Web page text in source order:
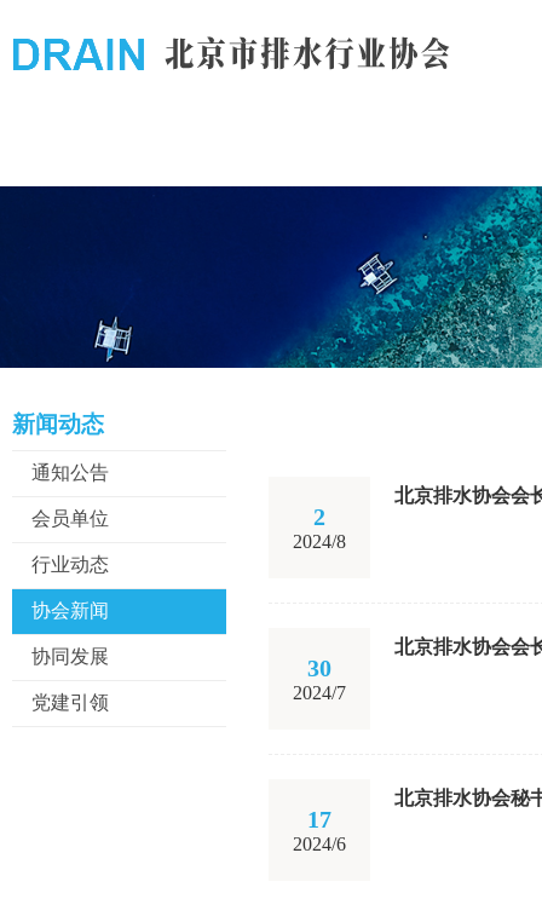
新闻动态
通知公告
会员单位
行业动态
协会新闻
协同发展
党建引领
2
2024/8
北京排水协会会
30
2024/7
北京排水协会会
17
2024/6
北京排水协会秘